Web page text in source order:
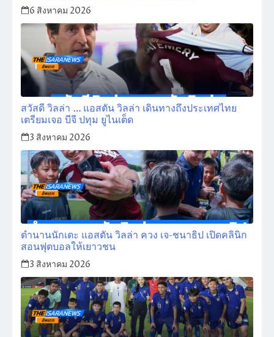
6 สิงหาคม 2026
สวัสดี วิลล่า … แอสตัน วิลล่า เดินทางถึงประเทศไทย
เตรียมเจอ บีจี ปทุม ยูไนเต็ด
3 สิงหาคม 2026
ตำนานนักเตะ แอสตัน วิลล่า ควง เจ-ชนาธิป เปิดคลินิก
สอนฟุตบอลให้เยาวชน
3 สิงหาคม 2026